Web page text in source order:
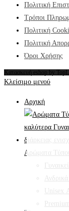
Πολιτική
Τρόποι
Πολιτική
Πολιτική
Όροι Χρήσης
Κατασκευή eshop by
Κλείσιμο μενού
Αρχική
Αρώματα
Unisex